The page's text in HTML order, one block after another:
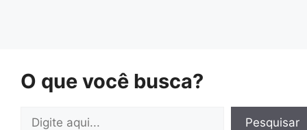
O que você busca?
Pesquisar Pesquisar